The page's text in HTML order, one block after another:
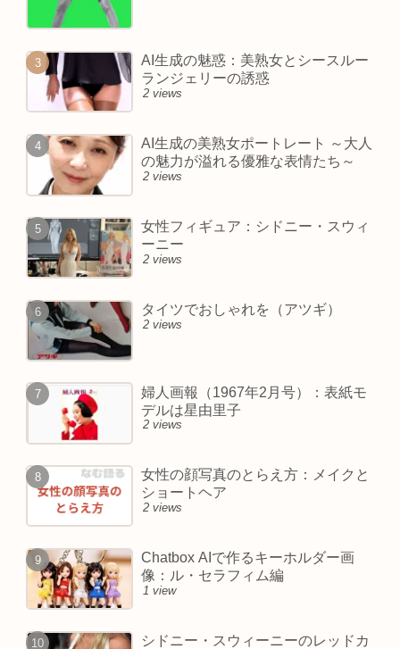
AI生成の魅惑：美熟女とシースルー
ランジェリーの誘惑
2 views
AI生成の美熟女ポートレート ～大人
の魅力が溢れる優雅な表情たち～
2 views
女性フィギュア：シドニー・スウィ
ーニー
2 views
タイツでおしゃれを（アツギ）
2 views
婦人画報（1967年2月号）：表紙モ
デルは星由里子
2 views
女性の顔写真のとらえ方：メイクと
ショートヘア
2 views
Chatbox AIで作るキーホルダー画
像：ル・セラフィム編
1 view
シドニー・スウィーニーのレッドカ